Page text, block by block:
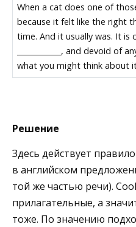
When a cat does one of
because it felt like the right
time. And it usually was. It is
____________, and devoid of
what you might think about
Решение
Здесь действует
в английском
той же частью речи).
прилагательные, а
тоже. По значению